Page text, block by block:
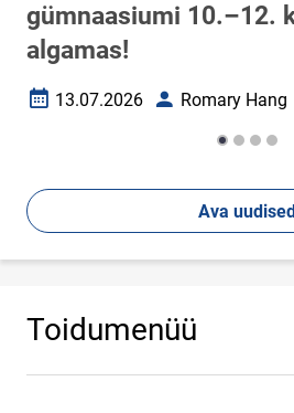
gümnaasiumi 10.–12.
algamas!
Loomise kuupäev
13.07.2026 AutorRomary Hang
Ava uudised
Toidumenüü